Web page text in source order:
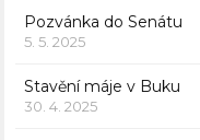
Pozvánka do Senátu
5. 5. 2025
Stavění máje v Buku
30. 4. 2025